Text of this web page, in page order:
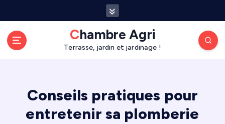
Chambre Agri
Terrasse, jardin et jardinage !
Conseils pratiques pour
entretenir sa plomberie